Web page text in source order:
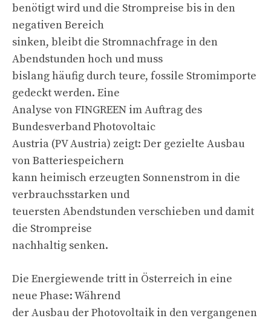
benötigt wird und die Strompreise bis in den
negativen Bereich
sinken, bleibt die Stromnachfrage in den
Abendstunden hoch und muss
bislang häufig durch teure, fossile Stromimporte
gedeckt werden. Eine
Analyse von FINGREEN im Auftrag des
Bundesverband Photovoltaic
Austria (PV Austria) zeigt: Der gezielte Ausbau
von Batteriespeichern
kann heimisch erzeugten Sonnenstrom in die
verbrauchsstarken und
teuersten Abendstunden verschieben und damit
die Strompreise
nachhaltig senken.
Die Energiewende tritt in Österreich in eine
neue Phase: Während
der Ausbau der Photovoltaik in den vergangenen